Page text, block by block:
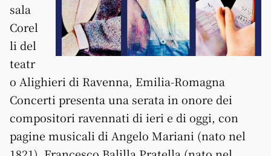
sala
Corel
li del
teatr
o Alighieri di Ravenna, Emilia-Romagna
Concerti presenta una serata in onore dei
compositori ravennati di ieri e di oggi, con
pagine musicali di Angelo Mariani (nato nel